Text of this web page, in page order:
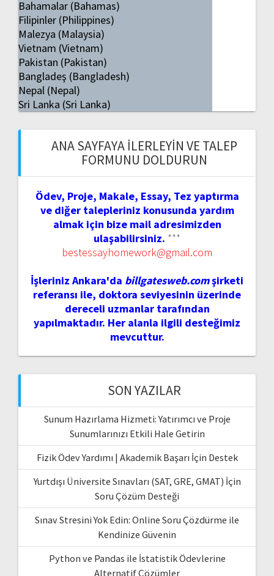
Bahamalar (Bahamas)
Filipinler (Philippines)
Malezya (Malaysia)
Vietnam (Vietnam)
Pakistan (Pakistan)
Bangladeş (Bangladesh)
Nepal (Nepal)
Sri Lanka (Sri Lanka)
ANA SAYFAYA İLERLEYIN VE TALEP
FORMUNU DOLDURUN
Ödev, Proje, Makale, Essay, Tez yaptırma
ve diğer talepleriniz konusunda yardım
almak için bize mail adresimizden
ulaşabilirsiniz. ***
bestessayhomework@gmail.com
İşleriniz Ankara'da billgatesweb.comşirketi
referansı ile, doktora seviyesinin üzerinde
dereceli uzmanlar tarafından
yapılmaktadır. Her alanla ilgili desteğimiz
mevcuttur.
SON YAZILAR
Sunum Hazırlama Hizmeti: Yatırımcı ve Proje
Sunumlarınızı Etkili Hale Getirin
Fizik Ödev Yardımı | Akademik Başarı İçin Destek
Yurtdışı Üniversite Sınavları (SAT, GRE, GMAT) İçin
Soru Çözüm Desteği
Sınav Stresini Yok Edin: Online Soru Çözdürme ile
Kendinize Güvenin
Python ve Pandas ile İstatistik Ödevlerine
Alternatif Çözümler